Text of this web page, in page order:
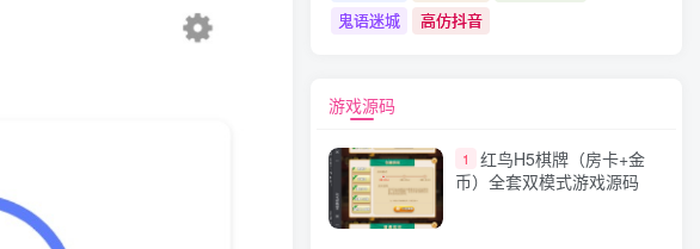
鬼语迷城
高仿抖音
游戏源码
1
红鸟H5棋牌（房卡+金
币）全套双模式游戏源码